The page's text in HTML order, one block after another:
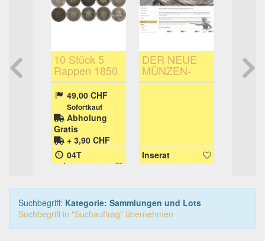
40 10 Stück 5
Rappen 1850
BB
49,00 CHF
Sofortkauf
Abholung
Gratis
+ 3,90 CHF
Versand
04T
14h:41m:42s
DER NEUE
MÜNZEN-
SHOP |
Inserat
5
der 3
Suchbegriff: Kategorie: Sammlungen und Lots
Suchbegriff in "Suchauftrag" übernehmen